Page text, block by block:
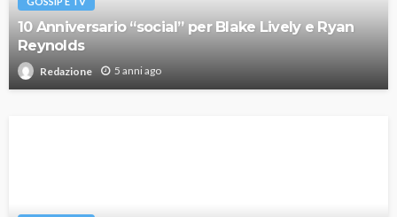
10 Anniversario “social” per Blake Lively e Ryan
Reynolds
Redazione 5 anni ago